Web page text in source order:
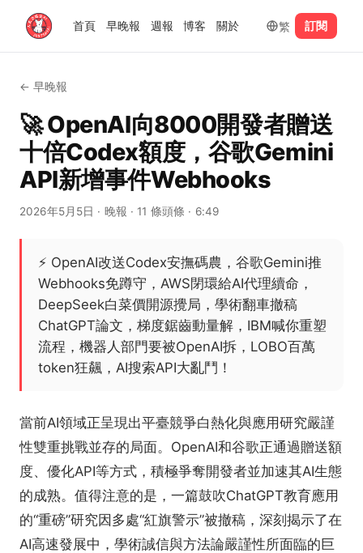
首頁 早晚報 週報 博客 關於 繁 訂閱
← 早晚報
🚀 OpenAI向8000開發者贈送
十倍Codex額度，谷歌Gemini
API新增事件Webhooks
2026年5月5日 · 晚報 · 11 條頭條 · 6:49
⚡ OpenAI改送Codex安撫碼農，谷歌Gemini推
Webhooks免蹲守，AWS閉環給AI代理續命，
DeepSeek白菜價開源攪局，學術翻車撤稿
ChatGPT論文，梯度鋸齒動量解，IBM喊你重塑
流程，機器人部門要被OpenAI拆，LOBO百萬
token狂飆，AI搜索API大亂鬥！
當前AI領域正呈現出平臺競爭白熱化與應用研究嚴謹
性雙重挑戰並存的局面。OpenAI和谷歌正通過贈送額
度、優化API等方式，積極爭奪開發者並加速其AI生態
的成熟。值得注意的是，一篇鼓吹ChatGPT教育應用
的“重磅”研究因多處“紅旗警示”被撤稿，深刻揭示了在
AI高速發展中，學術誠信與方法論嚴謹性所面臨的巨